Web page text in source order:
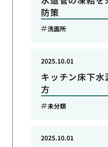
防策
洗面所
キッチン床下
方
2025.10.01
未分類
2025.10.01